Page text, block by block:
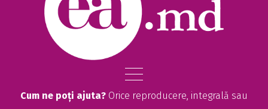
Cum ne poți ajuta? Orice reproducere, integrală sau